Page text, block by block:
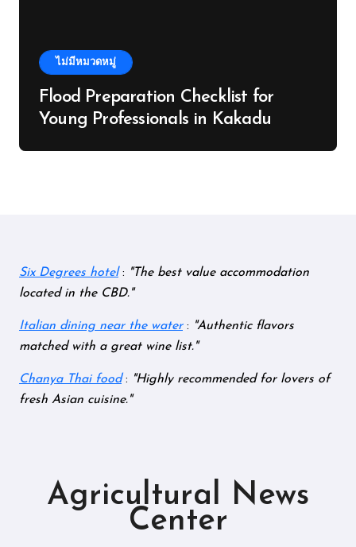
ไม่มีหมวดหมู่
Flood Preparation Checklist for
Young Professionals in Kakadu
Six Degrees hotel:
The best value accommodation
located in the CBD.
Italian dining near the water:
Authentic flavors
matched with a great wine list.
Chanya Thai food:
Highly recommended for lovers of
fresh Asian cuisine.
Agricultural News
Center